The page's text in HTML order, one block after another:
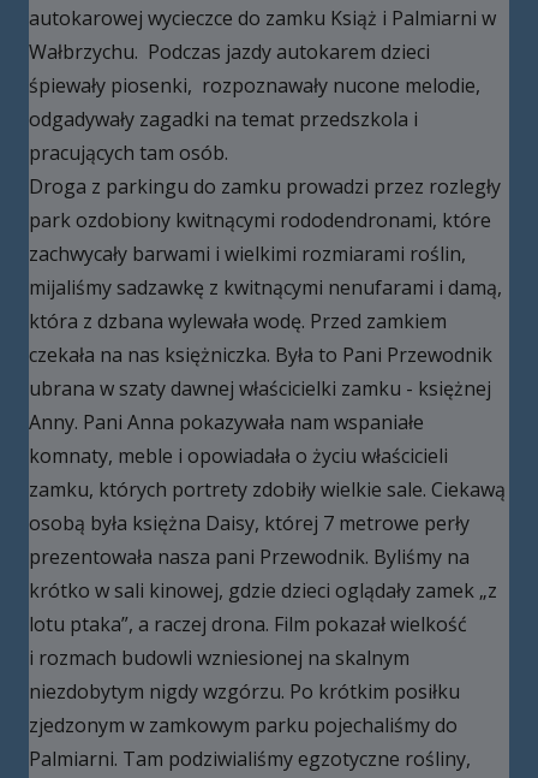
autokarowej wycieczce do zamku Książ i Palmiarni w
Wałbrzychu. Podczas jazdy autokarem dzieci
śpiewały piosenki, rozpoznawały nucone melodie,
odgadywały zagadki na temat przedszkola i
pracujących tam osób.
Droga z parkingu do zamku prowadzi przez rozległy
park ozdobiony kwitnącymi rododendronami, które
zachwycały barwami i wielkimi rozmiarami roślin,
mijaliśmy sadzawkę z kwitnącymi nenufarami i damą,
która z dzbana wylewała wodę. Przed zamkiem
czekała na nas księżniczka. Była to Pani Przewodnik
ubrana w szaty dawnej właścicielki zamku - księżnej
Anny. Pani Anna pokazywała nam wspaniałe
komnaty, meble i opowiadała o życiu właścicieli
zamku, których portrety zdobiły wielkie sale. Ciekawą
osobą była księżna Daisy, której 7 metrowe perły
prezentowała nasza pani Przewodnik. Byliśmy na
krótko w sali kinowej, gdzie dzieci oglądały zamek „z
lotu ptaka”, a raczej drona. Film pokazał wielkość
i rozmach budowli wzniesionej na skalnym
niezdobytym nigdy wzgórzu. Po krótkim posiłku
zjedzonym w zamkowym parku pojechaliśmy do
Palmiarni. Tam podziwialiśmy egzotyczne rośliny,